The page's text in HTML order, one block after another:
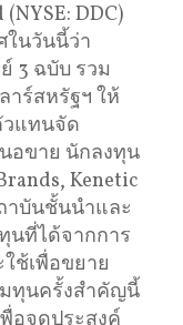
DDC)
ในวันนี้ว่า
3 ฉบับ รวม
าร์สหรัฐฯ ให้
แทนจัด
อขาย นักลงทุน
Kenetic
าบันชั้นนำและ
นที่ได้จากการ
ช้เพื่อขยาย
ทุนครั้งสำคัญนี้